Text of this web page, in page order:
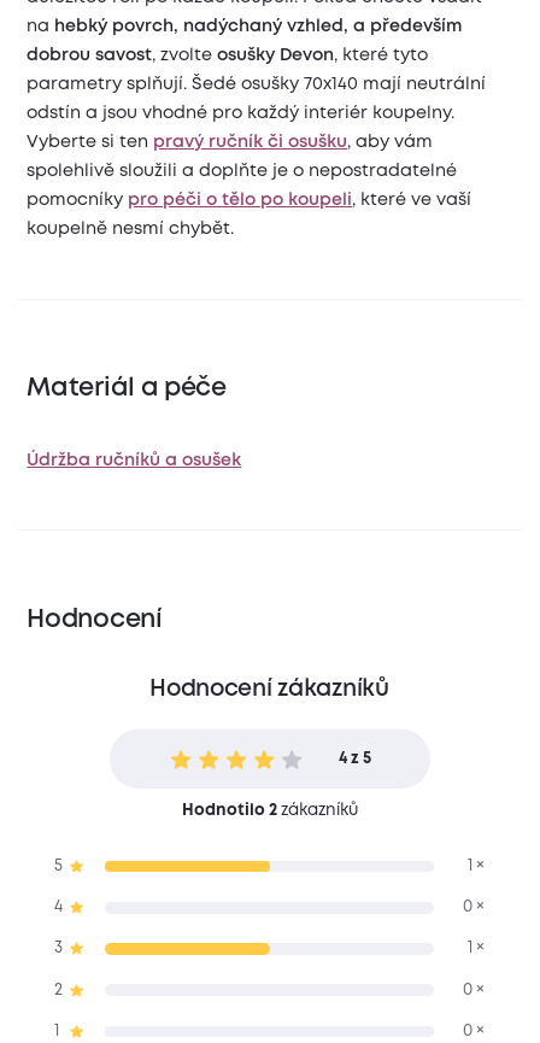
na
hebký povrch, nadýchaný vzhled, a především
dobrou savost, zvolteosušky Devon, které tyto
parametry splňují. Šedé osušky 70x140 mají neutrální
odstín a jsou vhodné pro každý interiér koupelny.
Vyberte si ten pravý ručník či osušku, aby vám
spolehlivě sloužili a doplňte je o nepostradatelné
pomocníky pro péči o tělo po koupeli , které ve vaší
koupelně nesmí chybět.
Materiál a péče
Údržba ručníků a osušek
Hodnocení
Hodnocení zákazníků
4 z 5
Hodnotilo 2zákazníků
5 1 ×
4 0 ×
3 1 ×
2 0 ×
0 ×